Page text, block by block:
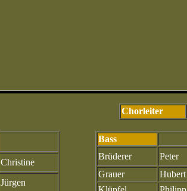
Christine
Jürgen
Chorleiter
Bass
Brüderer
Peter
Grauer
Hubert